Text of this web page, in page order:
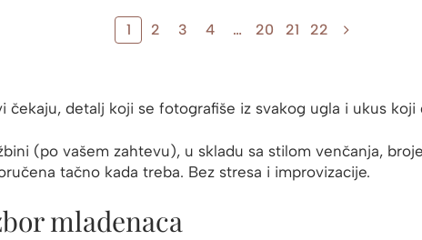
1 2 3 4 … 20 21 22
detalj koji se fotografiše iz svakog ugla i ukus
(po vašem zahtevu), u skladu sa stilom venčanja,
tačno kada treba. Bez stresa i improvizacije.
mladenaca